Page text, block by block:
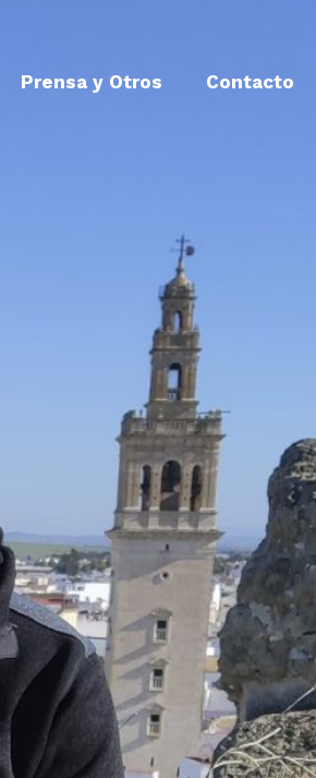
Prensa y Otros Contacto